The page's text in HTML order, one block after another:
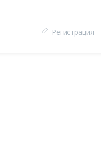
Регистрация